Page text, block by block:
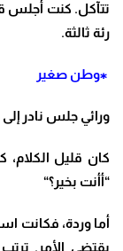
تتآكل. كنت أجلس
رئة ثالثة.
⁎وطن صغير
ورائي جلس نادر
كان قليل الكلام،
“أأنت بخير؟“
أما وردة، فكانت
يقتضي الأمر.